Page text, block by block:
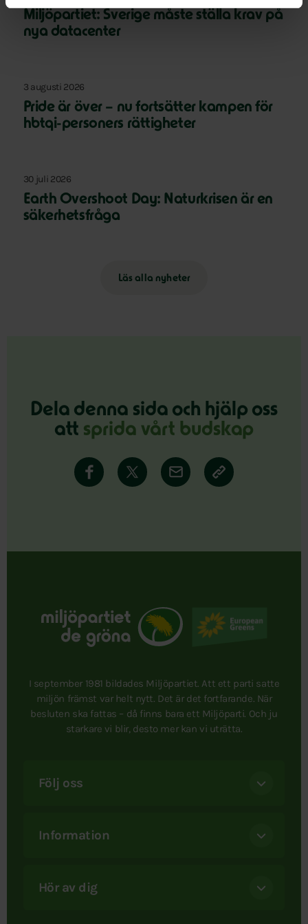
Miljöpartiet: Sverige måste ställa krav på
nya datacenter
3 augusti 2026
Pride är över – nu fortsätter kampen för
hbtqi-personers rättigheter
30 juli 2026
Earth Overshoot Day: Naturkrisen är en
säkerhetsfråga
Läs alla nyheter
Dela denna sida och hjälp oss
att sprida vårt budskap
I september 1981 bildades Miljöpartiet. Att ett parti satte
miljön främst var helt nytt. Det är det fortfarande. När
besluten ska fattas – då finns bara ett Miljöparti. Och ju
starkare vi blir, desto mer kan vi uträtta.
Följ oss
Information
Hör av dig